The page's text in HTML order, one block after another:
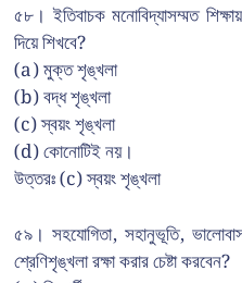
৫৮। ইতিবাচক মনোবিদ্যাসম্মত
দিয়ে শিখবে?
(a) মুক্ত শৃঙ্খলা
(b) বদ্ধ শৃঙ্খলা
(c) স্বয়ং শৃঙ্খলা
(d) কোনোটিই নয়।
উত্তরঃ (c) স্বয়ং শৃঙ্খলা
৫৯। সহযোগিতা, সহানুভূতি,
শ্রেণিশৃঙ্খলা রক্ষা করার চেষ্টা করবেন?